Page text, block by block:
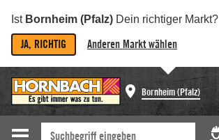
Ist Bornheim (Pfalz) Dein richtiger Markt?
JA, RICHTIG Anderen Markt wählen
Bornheim (Pfalz)